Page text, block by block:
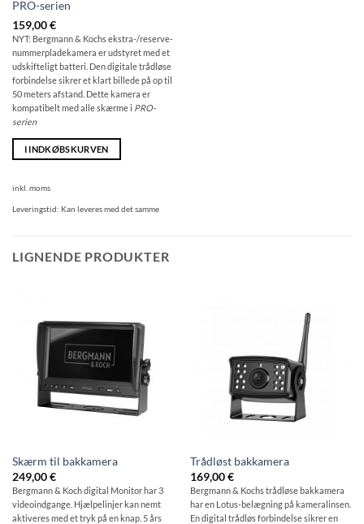
PRO-serien
159,00€
NYT: Bergmann & Kochs ekstra-/reserve-
nummerpladekamera er udstyret med et
udskifteligt batteri. Den digitale trådløse
forbindelse sikrer et klart billede på op til
50 meters afstand. Dette kamera er
kompatibelt med alle skærme i PRO-
serien
I INDKØBSKURVEN
inkl. moms
Leveringstid: Kan leveres med det samme
LIGNENDE PRODUKTER
Skærm til bakkamera
249,00€
Bergmann & Koch digital Monitor har 3
videoindgange. Hjælpelinjer kan nemt
aktiveres med et tryk på en knap. 5 års
Trådløst bakkamera
169,00€
Bergmann & Kochs trådløse bakkamera
har en Lotus-belægning på kameralinsen.
En digital trådløs forbindelse sikrer en